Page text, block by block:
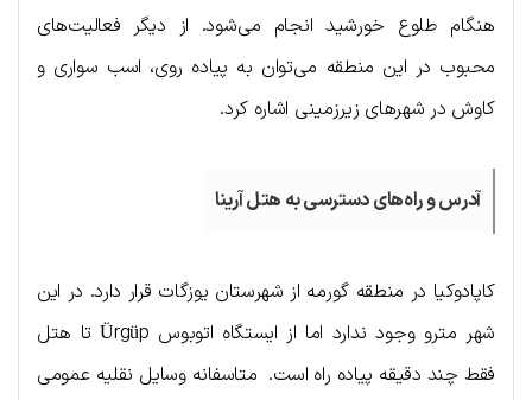
هنگام طلوع خورشید انجام می‌شود. از دیگر فعالیت‌های
محبوب در این منطقه می‌توان به پیاده روی، اسب سواری و
کاوش در شهرهای زیرزمینی اشاره کرد.
آدرس و راه‌های دسترسی به هتل آرینا
کاپادوکیا در منطقه گورمه از شهرستان یوزگات قرار دارد. در این
شهر مترو وجود ندارد اما از ایستگاه اتوبوس Ürgüp تا هتل
فقط چند دقیقه پیاده راه است. متاسفانه وسایل نقلیه عمومی